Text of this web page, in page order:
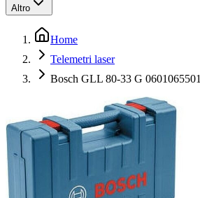
Altro
Home
Telemetri laser
Bosch GLL 80-33 G 0601065501